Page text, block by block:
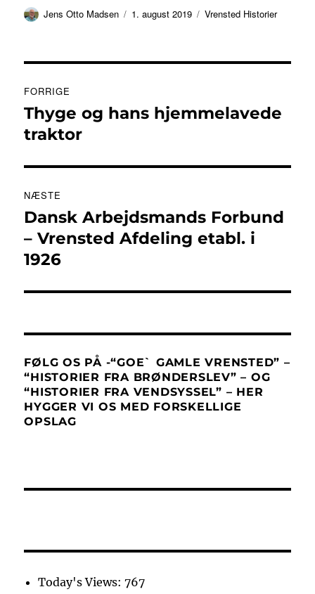
Forfatter
Jens Otto Madsen Udgivet
1. august 2019 Kategorier
Vrensted Historier
FORRIGE
Forrige
indlæg:
Thyge og hans hjemmelavede
traktor
NÆSTE
Næste
indlæg:
Dansk Arbejdsmands Forbund
– Vrensted Afdeling etabl. i
1926
FØLG OS PÅ -“GOE` GAMLE VRENSTED” –
“HISTORIER FRA BRØNDERSLEV” – OG
“HISTORIER FRA VENDSYSSEL” – HER
HYGGER VI OS MED FORSKELLIGE
OPSLAG
Today's Views:767